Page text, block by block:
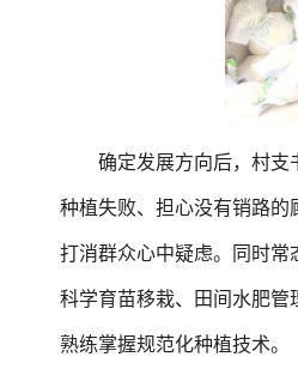
确定发展方向后，村支书
种植失败、担心没有销路
打消群众心中疑虑。同时常
科学育苗移栽、田间水肥
熟练掌握规范化种植技术。